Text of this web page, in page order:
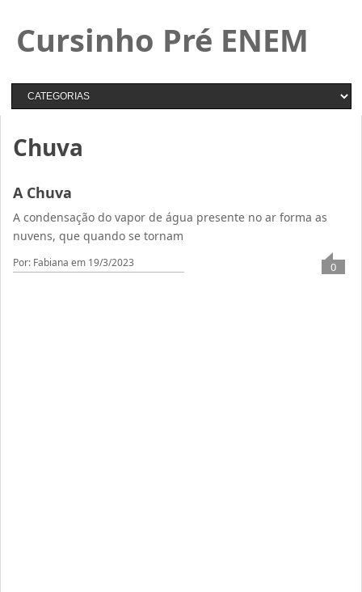
Cursinho Pré ENEM
Chuva
A Chuva
A condensação do vapor de água presente no ar forma as
nuvens, que quando se tornam
Por: Fabiana em 19/3/2023 0